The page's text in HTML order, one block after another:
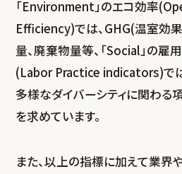
「Environment」のエコ効率
Efficiency)では、GHG(温室効
量、廃棄物量等、「Social」の雇
(Labor Practice indicators)で
多様なダイバーシティに関わる
を求めています。
また、以上の指標に加えて業界